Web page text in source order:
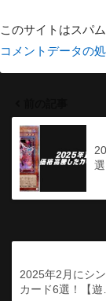
このサイトはスパ
コメントデータの
2025年2月にシ
カード6選！【遊